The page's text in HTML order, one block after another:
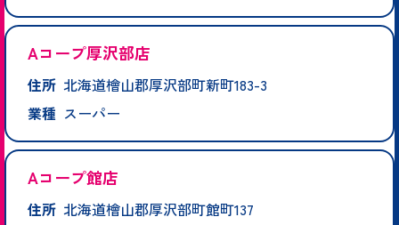
Aコープ厚沢部店
住所 北海道檜山郡厚沢部町新町183-3
業種 スーパー
Aコープ館店
住所 北海道檜山郡厚沢部町館町137